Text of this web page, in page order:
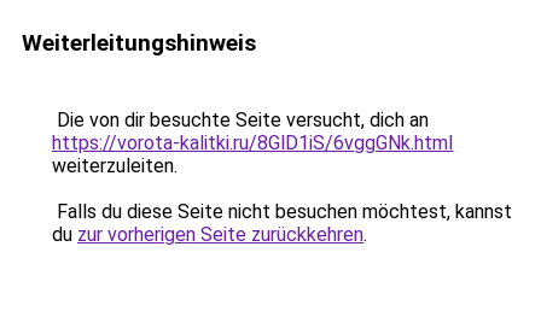
Weiterleitungshinweis
Die von dir besuchte Seite versucht, dich an
https://vorota-kalitki.ru/8GlD1iS/6vggGNk.html
weiterzuleiten.
Falls du diese Seite nicht besuchen möchtest, kannst
du zur vorherigen Seite zurückkehren.